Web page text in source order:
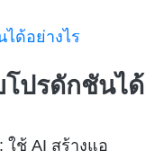
โปรดักชันได้
ใช้ AI สร้างแอ